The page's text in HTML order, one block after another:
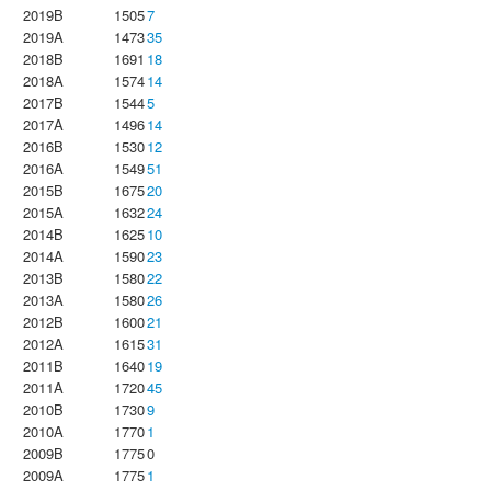
2019B
15057
2019A
147335
2018B
1691 18
2018A
157414
2017B
15445
2017A
149614
2016B
153012
2016A
154951
2015B
167520
2015A
163224
2014B
162510
2014A
159023
2013B
158022
2013A
158026
2012B
160021
2012A
161531
2011B
164019
2011A
172045
2010B
17309
2010A
17701
2009B
17750
2009A
17751